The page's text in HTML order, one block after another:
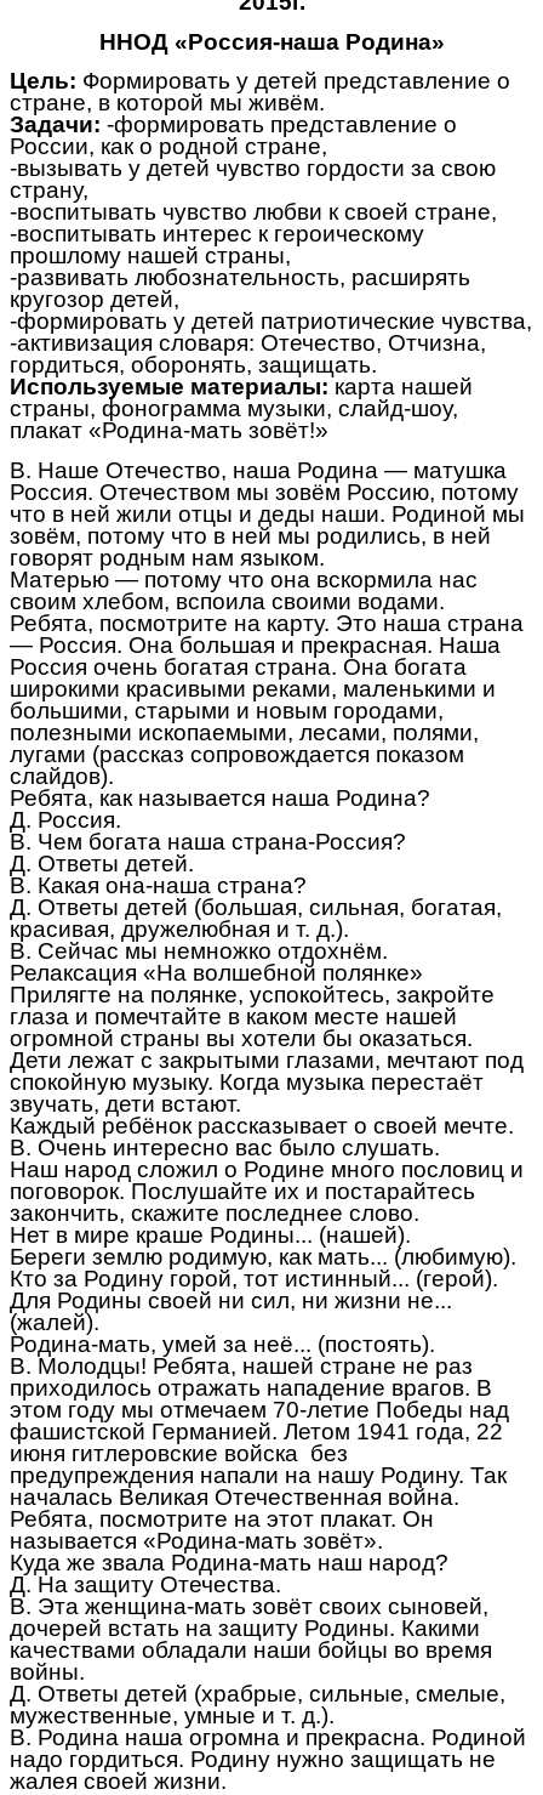
ННОД «Россия-наша Родина»
Цель: Формировать у детей представление о
стране, в которой мы живём.
Задачи: -формировать представление о
России, как о родной стране,
-вызывать у детей чувство гордости за свою
страну,
-воспитывать чувство любви к своей стране,
-воспитывать интерес к героическому
прошлому нашей страны,
-развивать любознательность, расширять
кругозор детей,
-формировать у детей патриотические чувства,
-активизация словаря: Отечество, Отчизна,
гордиться, оборонять, защищать.
Используемые материалы: карта нашей
страны, фонограмма музыки, слайд-шоу,
плакат «Родина-мать зовёт!»
В. Наше Отечество, наша Родина — матушка
Россия. Отечеством мы зовём Россию, потому
что в ней жили отцы и деды наши. Родиной мы
зовём, потому что в ней мы родились, в ней
говорят родным нам языком.
Матерью — потому что она вскормила нас
своим хлебом, вспоила своими водами.
Ребята, посмотрите на карту. Это наша страна
— Россия. Она большая и прекрасная. Наша
Россия очень богатая страна. Она богата
широкими красивыми реками, маленькими и
большими, старыми и новым городами,
полезными ископаемыми, лесами, полями,
лугами (рассказ сопровождается показом
слайдов).
Ребята, как называется наша Родина?
Д. Россия.
В. Чем богата наша страна-Россия?
Д. Ответы детей.
В. Какая она-наша страна?
Д. Ответы детей (большая, сильная, богатая,
красивая, дружелюбная и т. д.).
В. Сейчас мы немножко отдохнём.
Релаксация «На волшебной полянке»
Прилягте на полянке, успокойтесь, закройте
глаза и помечтайте в каком месте нашей
огромной страны вы хотели бы оказаться.
Дети лежат с закрытыми глазами, мечтают под
спокойную музыку. Когда музыка перестаёт
звучать, дети встают.
Каждый ребёнок рассказывает о своей мечте.
В. Очень интересно вас было слушать.
Наш народ сложил о Родине много пословиц и
поговорок. Послушайте их и постарайтесь
закончить, скажите последнее слово.
Нет в мире краше Родины... (нашей).
Береги землю родимую, как мать... (любимую).
Кто за Родину горой, тот истинный... (герой).
Для Родины своей ни сил, ни жизни не...
(жалей).
Родина-мать, умей за неё... (постоять).
В. Молодцы! Ребята, нашей стране не раз
приходилось отражать нападение врагов. В
этом году мы отмечаем 70-летие Победы над
фашистской Германией. Летом 1941 года, 22
июня гитлеровские войска без
предупреждения напали на нашу Родину. Так
началась Великая Отечественная война.
Ребята, посмотрите на этот плакат. Он
называется «Родина-мать зовёт».
Куда же звала Родина-мать наш народ?
Д. На защиту Отечества.
В. Эта женщина-мать зовёт своих сыновей,
дочерей встать на защиту Родины. Какими
качествами обладали наши бойцы во время
войны.
Д. Ответы детей (храбрые, сильные, смелые,
мужественные, умные и т. д.).
В. Родина наша огромна и прекрасна. Родиной
надо гордиться. Родину нужно защищать не
жалея своей жизни.